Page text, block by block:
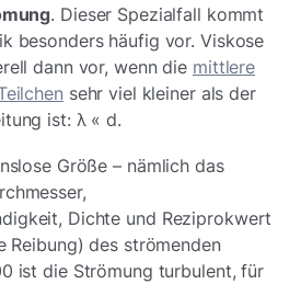
. Dieser Spezialfall kommt
besonders häufig vor. Viskose
dann vor, wenn die mittlere
sehr viel kleiner als der
ist: λ « d.
Größe – nämlich das
Dichte und Reziprokwert
Reibung) des strömenden
ist die Strömung turbulent, für